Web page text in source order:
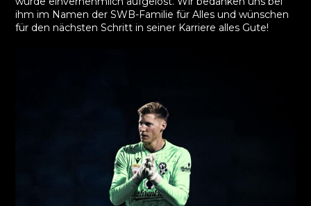
ihm im Namen der SWB-Familie für Alles und wünschen
für den nächsten Schritt in seiner Karriere alles Gute!